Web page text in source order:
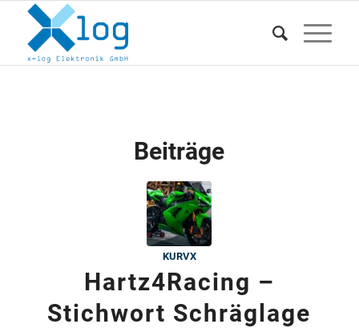
Beiträge
KURVX
Hartz4Racing –
Stichwort Schräglage